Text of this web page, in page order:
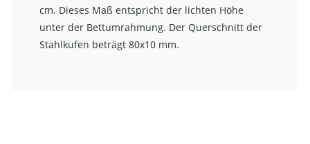
cm. Dieses Maß entspricht der lichten Höhe
unter der Bettumrahmung. Der Querschnitt der
Stahlkufen beträgt 80x10 mm.